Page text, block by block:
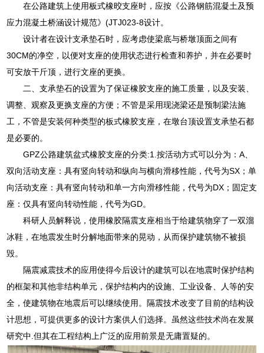
在公路建筑上使用板式橡晈支座时，应按《公路钢筋混凝土及预
应力混凝土桥涵设计规范》(JTJ023-8设计。
设计者在设计支承垫石时，应考虑使梁底与桥墩顶面之间有
30CM的净空，以便对支座的使用状态进行检查和养护，并在必要时
可安放干斤顶，进行文座的更换。
二、支承垫石的设置为了保证橡胶支座的施工质量，以及安装、
调整、观察及更换支座的方便；不管是采用现浇梁还是预制梁法施
工，不管是安装何种类型的板式橡胶支座，在墩台顶设置支承垫石都
是必要的。
GPZ公路建筑盆式橡胶支座的分类:1.按活动方式可以分为：A、
双向活动支座：具有竖向转动和纵向与横向滑移性能，代号为SX；单
向活动支座：具有竖向转动和单一方向滑移性能，代号为DX；固定支
座：仅具有竖向转动性能，代号为GD。
科研人员解释说，使用橡胶隔震支座相当于给建筑物穿了一双溜
冰鞋，在地震发生时分解地面带来的晃动，从而保护建筑物不被损
毁。
隔震减震技术的应用使得今后设计的建筑可以在地震时保护结构
的框架和其他非结构单元，保护结构内的设施、工业设备、人等的安
全，使建筑物在地震后可以继续使用。隔震技术改变了目前的结构设
计思想，可提供更多的设计方案供人们选择。虽然这些技术尚在发展
研究中.但其在工程结构上广泛的应用前景是无庸置疑的。